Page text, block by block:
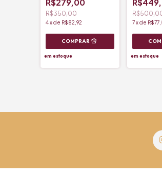
R$350,00
4xde R$82,92
em estoque
7xde
em estoque